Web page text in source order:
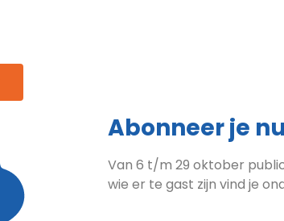
Abonneer je
Van 6 t/m 29 oktober
wie er te gast zijn vind je